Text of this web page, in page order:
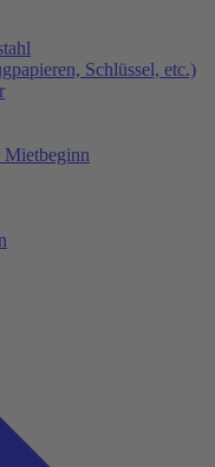
Schlüssel, etc.)
Mietbeginn